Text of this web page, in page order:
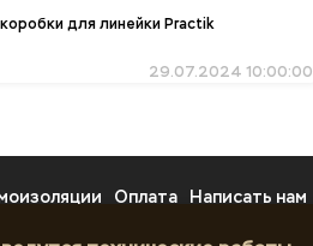
для линейки Practik
29.07.2024 10:00:00
Оплата Написать нам